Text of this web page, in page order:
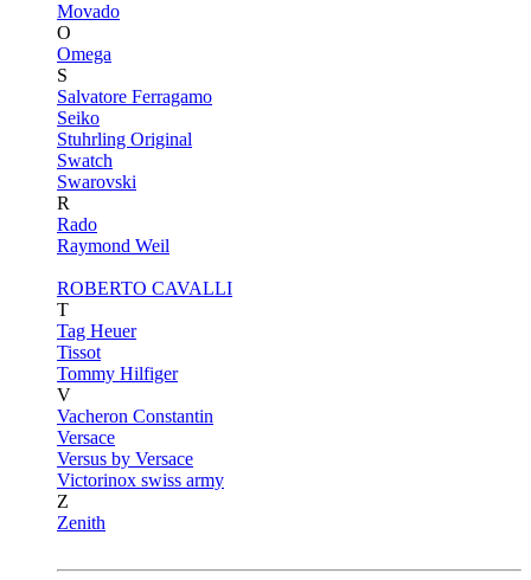
Movado
O
Omega
S
Salvatore Ferragamo
Seiko
Stuhrling Original
Swatch
Swarovski
R
Rado
Raymond Weil
ROBERTO CAVALLI
T
Tag Heuer
Tissot
Tommy Hilfiger
V
Vacheron Constantin
Versace
Versus by Versace
Victorinox swiss army
Z
Zenith